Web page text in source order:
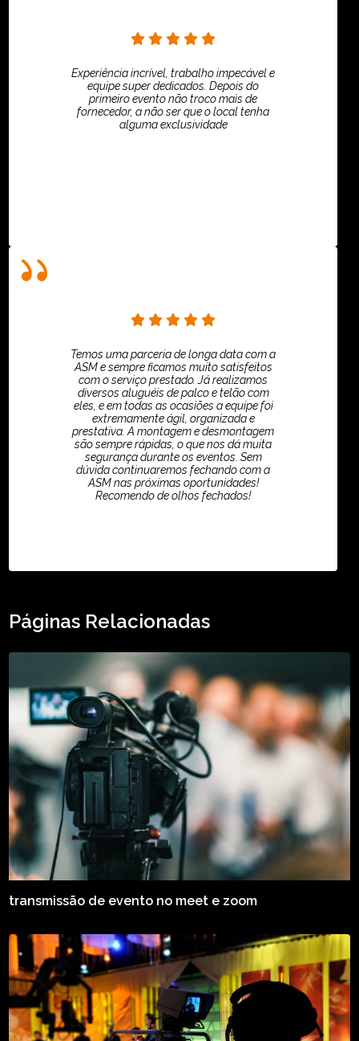
Experiência incrível, trabalho impecável e
equipe super dedicados. Depois do
primeiro evento não troco mais de
fornecedor, a não ser que o local tenha
alguma exclusividade
Temos uma parceria de longa data com a
ASM e sempre ficamos muito satisfeitos
com o serviço prestado. Já realizamos
diversos aluguéis de palco e telão com
eles, e em todas as ocasiões a equipe foi
extremamente ágil, organizada e
prestativa. A montagem e desmontagem
são sempre rápidas, o que nos dá muita
segurança durante os eventos. Sem
dúvida continuaremos fechando com a
ASM nas próximas oportunidades!
Recomendo de olhos fechados!
Páginas Relacionadas
transmissão de evento no meet e zoom